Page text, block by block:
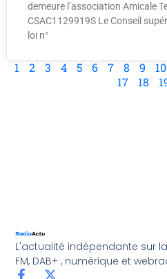
demeure l’association Amicale
CSAC1129919S Le Conseil
loi n°
1 2 3 4 5 6 7 8 9 10
17
18
L'actualité indépendante sur
FM, DAB+ , numérique et